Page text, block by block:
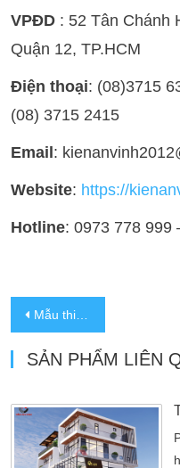
VPĐD : 52 Tân Chánh
Quận 12, TP.HCM
Điện thoại: (08)3715
(08) 3715 2415
Email :
Website: https://
Hotline: 0973 778 999
Mẫu thiết kế nhà hàng tiệc cưới kết hợp với nhà ở
SẢN PHẨM LIÊN